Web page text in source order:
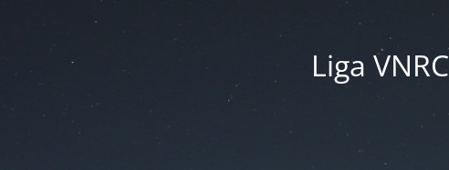
Liga VNRC